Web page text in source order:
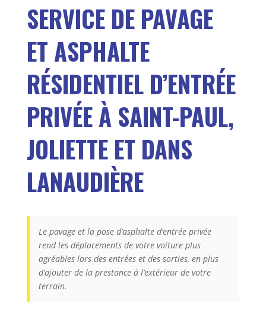
SERVICE DE PAVAGE
ET ASPHALTE
RÉSIDENTIEL D’ENTRÉE
PRIVÉE À SAINT-PAUL,
JOLIETTE ET DANS
LANAUDIÈRE
Le pavage et la pose d’asphalte d’entrée privée
rend les déplacements de votre voiture plus
agréables lors des entrées et des sorties, en plus
d’ajouter de la prestance à l’extérieur de votre
terrain.